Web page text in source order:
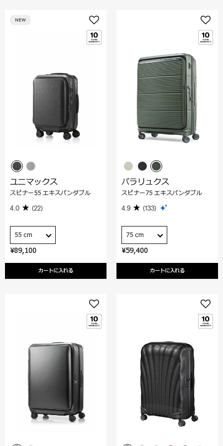
¥89,100
カートに入れる
NEW
ユニマックス
スピナー55 エキスパンダブル
4.0 (22)
55 cm
¥59,400
カートに入れる
パラリュクス
スピナー75 エキスパンダブル
4.9 (133)
75 cm